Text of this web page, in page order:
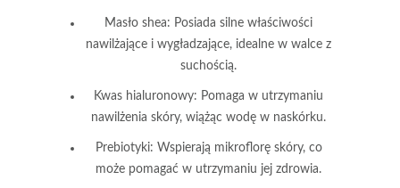
Masło shea: Posiada silne właściwości
nawilżające i wygładzające, idealne w walce z
suchością.
Kwas hialuronowy: Pomaga w utrzymaniu
nawilżenia skóry, wiążąc wodę w naskórku.
Prebiotyki: Wspierają mikroflorę skóry, co
może pomagać w utrzymaniu jej zdrowia.